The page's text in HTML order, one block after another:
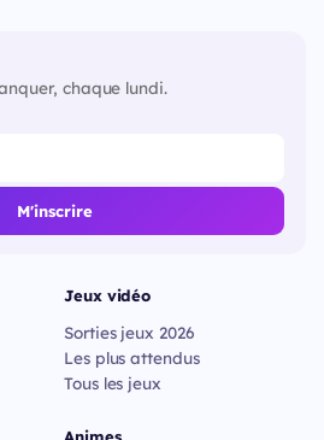
chaque lundi.
M'inscrire
Jeux vidéo
Sorties jeux 2026
Les plus attendus
Tous les jeux
Animes